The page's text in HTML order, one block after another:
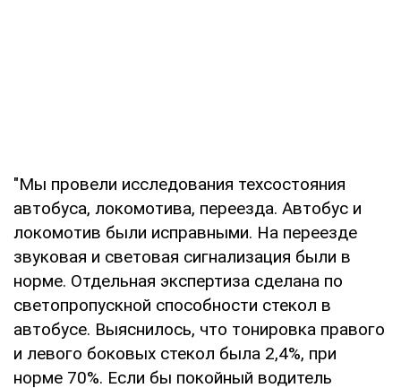
"Мы провели исследования техсостояния
автобуса, локомотива, переезда. Автобус и
локомотив были исправными. На переезде
звуковая и световая сигнализация были в
норме. Отдельная экспертиза сделана по
светопропускной способности стекол в
автобусе. Выяснилось, что тонировка правого
и левого боковых стекол была 2,4%, при
норме 70%. Если бы покойный водитель